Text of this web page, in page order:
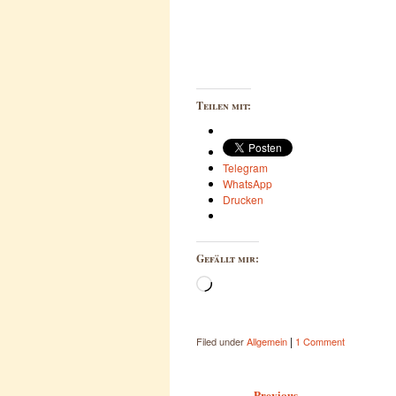
Teilen mit:
Telegram
WhatsApp
Drucken
Gefällt mir:
Wird
Filed underAllgemein | 1 Comment